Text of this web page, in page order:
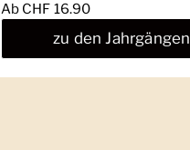
Ab CHF 16.90
zu den Jahrgängen